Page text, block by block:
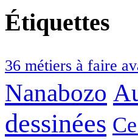
Étiquettes
36 métiers à faire
Nanabozo
dessinées